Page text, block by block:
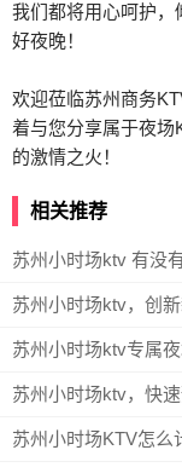
我们都将用心呵护，
好夜晚！
欢迎莅临苏州商务
着与您分享属于夜场
的激情之火！
相关推荐
苏州小时场ktv 有没
苏州小时场ktv，创
苏州小时场ktv专属
苏州小时场ktv，快
苏州小时场KTV怎么